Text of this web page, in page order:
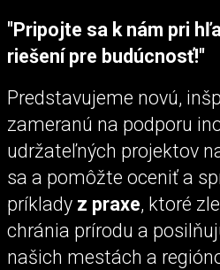
"Pripojte sa k nám pri
riešení pre budúcnosť!"
Predstavujeme novú,
zameranú na podporu
udržateľných projektov
sa a pomôžte oceniť a
príklady z praxe, ktoré
chránia prírodu a
našich mestách a